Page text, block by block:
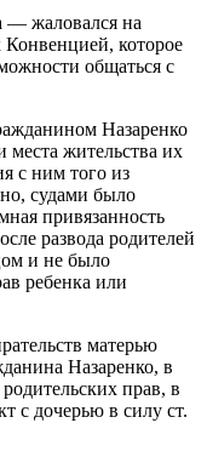
— жаловался на
которое
общаться с
Назаренко
жительства их
с ним того из
судами было
привязанность
развода родителей
и не было
ребенка или
матерью
Назаренко, в
прав, в
с дочерью в силу ст.